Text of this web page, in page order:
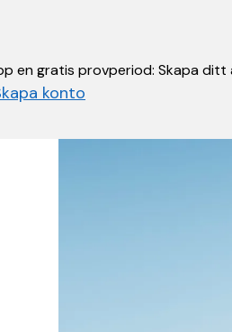
en gratis provperiod: Skapa
konto